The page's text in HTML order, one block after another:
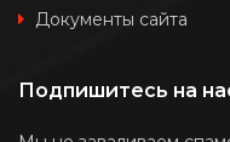
Документы сайта
Подпишитесь на